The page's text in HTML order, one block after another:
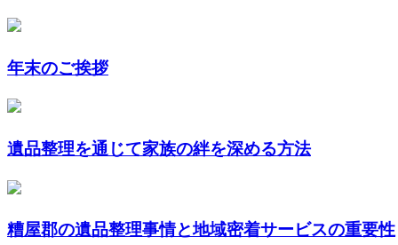
年末のご挨拶
遺品整理を通じて家族の絆を深める方法
糟屋郡の遺品整理事情と地域密着サービスの重要性